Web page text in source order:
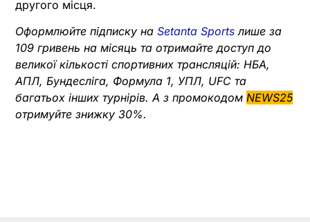
другого місця.
Оформлюйте підписку на Setanta Sports лише за
109 гривень на місяць та отримайте доступ до
великої кількості спортивних трансляцій: НБА,
АПЛ, Бундесліга, Формула 1, УПЛ, UFC та
багатьох інших турнірів. А з промокодом NEWS25
отримуйте знижку 30%.